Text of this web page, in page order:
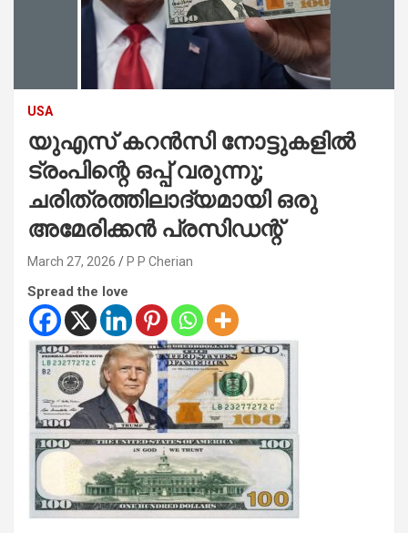
USA
യുഎസ് കറൻസി നോട്ടുകളിൽ
ട്രംപിന്റെ ഒപ്പ് വരുന്നു;
ചരിത്രത്തിലാദ്യമായി ഒരു
അമേരിക്കൻ പ്രസിഡന്റ്
March 27, 2026 P P Cherian
Spread the love